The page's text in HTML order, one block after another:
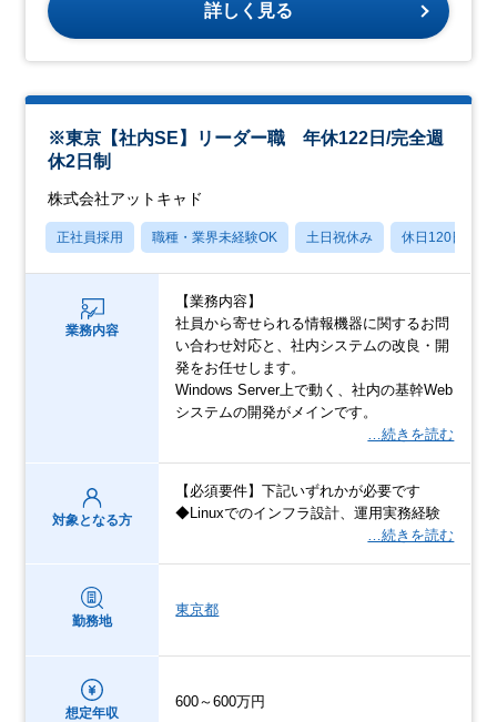
詳しく見る
※東京【社内SE】リーダー職 年休122日/完全週
休2日制
株式会社アットキャド
正社員採用 職種・業界未経験OK 土日祝休み 休日120日以上
業務内容
【業務内容】
社員から寄せられる情報機器に関するお問
い合わせ対応と、社内システムの改良・開
発をお任せします。
Windows Server上で動く、社内の基幹Web
システムの開発がメインです。
…続きを読む
対象となる方
【必須要件】下記いずれかが必要です
◆Linuxでのインフラ設計、運用実務経験
…続きを読む
勤務地
東京都
想定年収
600～600万円